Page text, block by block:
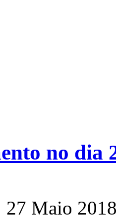
no dia
27 Maio